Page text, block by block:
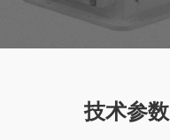
技术参数